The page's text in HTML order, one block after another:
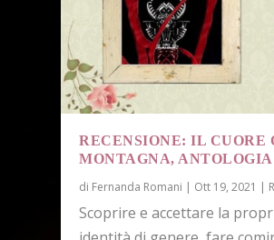
RECENSIONE: IL CUORE
MONTAGNA, ANTOLOGIA
di Fernanda Romani | Ott 19, 2021 |
Scoprire e accettare la